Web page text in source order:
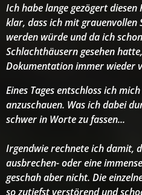
Ich habe lange gezögert
klar, dass ich mit
werden würde und da ich
Schlachthäusern gesehen
Dokumentation immer wieder
Eines Tages entschloss ich
anzuschauen. Was ich dabei
schwer in Worte zu fassen...
Irgendwie rechnete ich damit,
ausbrechen- oder eine
geschah aber nicht. Die
so zutiefst verstörend und